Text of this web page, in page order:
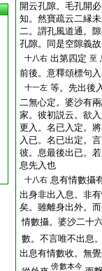
開云孔隙。毛孔開
知。然寶疏云二縁
二。謂孔風道通。
孔隙。同是空隙義
十八右 出第四定 至
前後。意釋頌標句
十一左 等。先出後
二無心定。婆沙有
家。彼初説云。欲
更入。名已入定。
入已。名已出定。
彼。息最後出已。
息先入也
十八右 息有情數攝
出身非出入息。非
矣。雖離身出外。
情數攝。婆沙二十
數。不言唯不出息
出息有情數收。無
傍數本今